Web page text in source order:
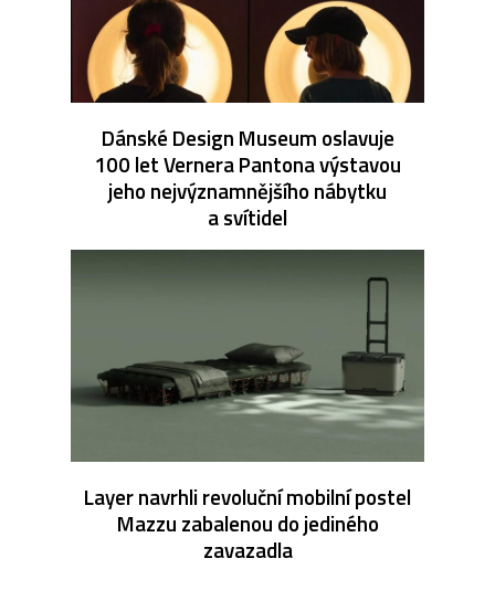
Dánské Design Museum oslavuje
100 let Vernera Pantona výstavou
jeho nejvýznamnějšího nábytku
a svítidel
Layer navrhli revoluční mobilní postel
Mazzu zabalenou do jediného
zavazadla